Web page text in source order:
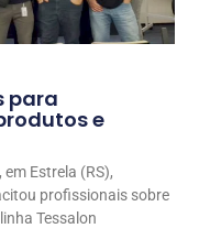
para
e
Estrela (RS),
profissionais sobre
Tessalon